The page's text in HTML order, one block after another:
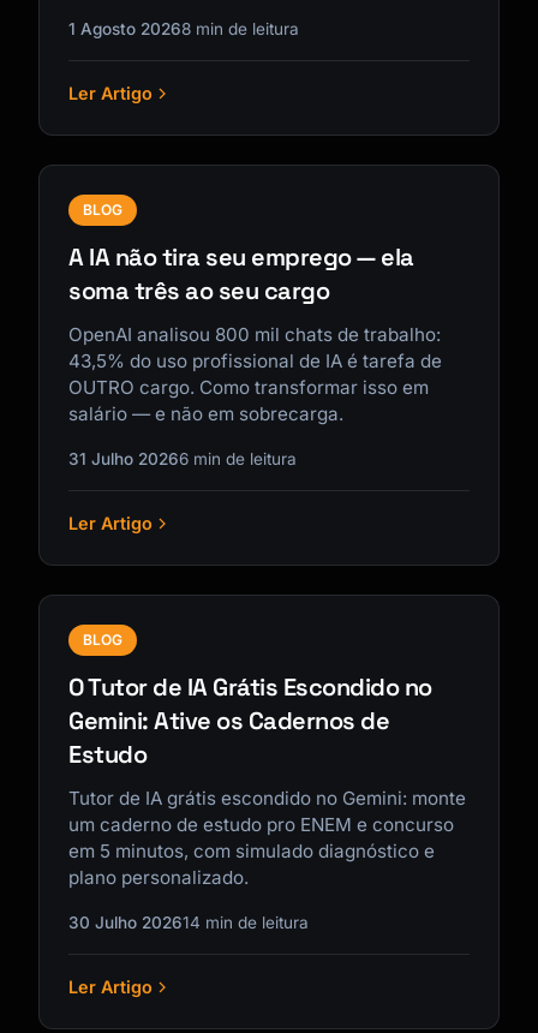
1 Agosto 20268 min de leitura
Ler Artigo
BLOG
A IA não tira seu emprego — ela
soma três ao seu cargo
OpenAI analisou 800 mil chats de trabalho:
43,5% do uso profissional de IA é tarefa de
OUTRO cargo. Como transformar isso em
salário — e não em sobrecarga.
31 Julho 20266 min de leitura
Ler Artigo
BLOG
O Tutor de IA Grátis Escondido no
Gemini: Ative os Cadernos de
Estudo
Tutor de IA grátis escondido no Gemini: monte
um caderno de estudo pro ENEM e concurso
em 5 minutos, com simulado diagnóstico e
plano personalizado.
30 Julho 202614 min de leitura
Ler Artigo
Kai